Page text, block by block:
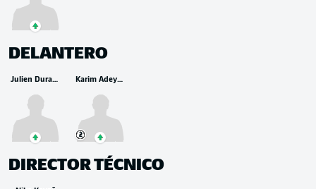
DELANTERO
Julien Duranville Karim Adeyemi
2
DIRECTOR TÉCNICO